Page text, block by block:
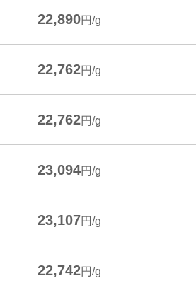
22,890円/g
22,762円/g
22,762円/g
23,094円/g
23,107円/g
22,742円/g